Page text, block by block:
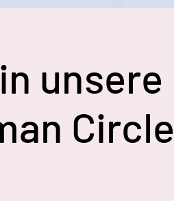
unsere
Circle